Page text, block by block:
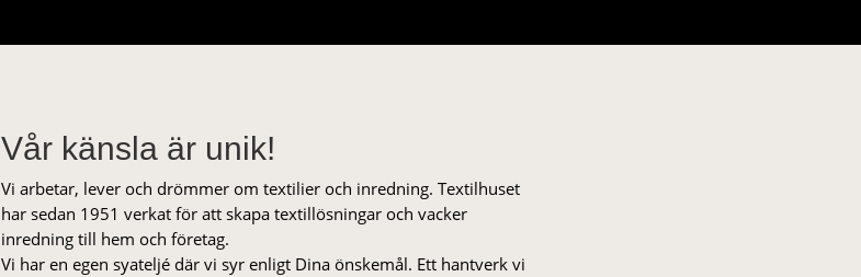
Vår känsla är unik!
Vi arbetar, lever och drömmer om textilier och inredning. Textilhuset
har sedan 1951 verkat för att skapa textillösningar och vacker
inredning till hem och företag.
Vi har en egen syateljé där vi syr enligt Dina önskemål. Ett hantverk vi